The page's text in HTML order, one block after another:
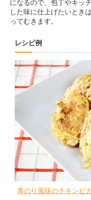
になるので、包丁やキッ
した味に仕上げたいとき
ってむきます。
レシピ例
青のり風味のチキンピ